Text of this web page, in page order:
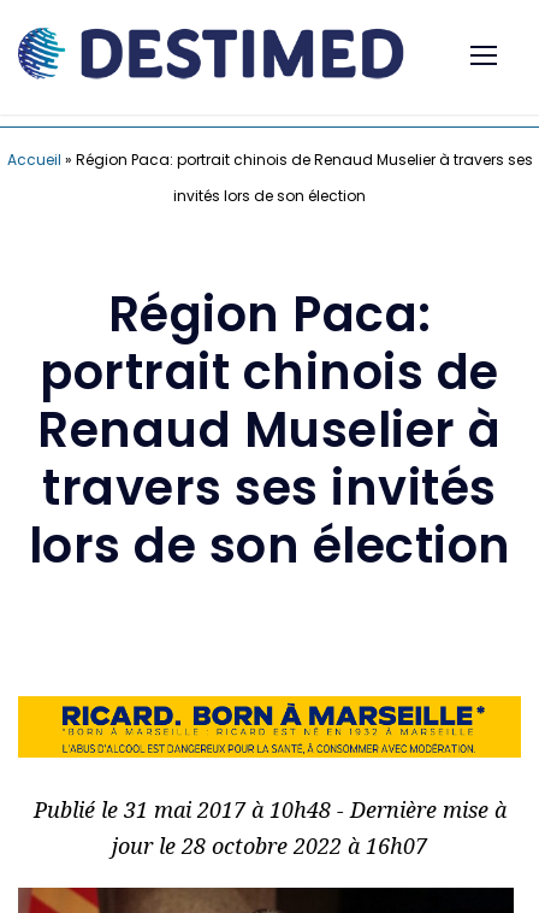
Accueil » Région Paca: portrait chinois de Renaud Muselier à travers ses
invités lors de son élection
Région Paca:
portrait chinois de
Renaud Muselier à
travers ses invités
lors de son élection
Publié le 31 mai 2017 à 10h48 - Dernière mise à
jour le 28 octobre 2022 à 16h07